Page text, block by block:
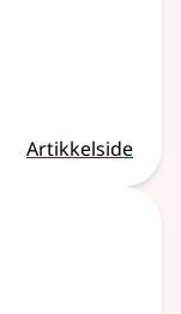
Artikkelside